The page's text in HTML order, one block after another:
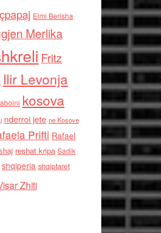
Elmi Berisha
Merlika
Fritz
Ilir Levonja
kosova
nderroi jete ne Kosove
Prifti Rafael
reshat kripa Sadik
shqiperia shqiptaret
Zhiti